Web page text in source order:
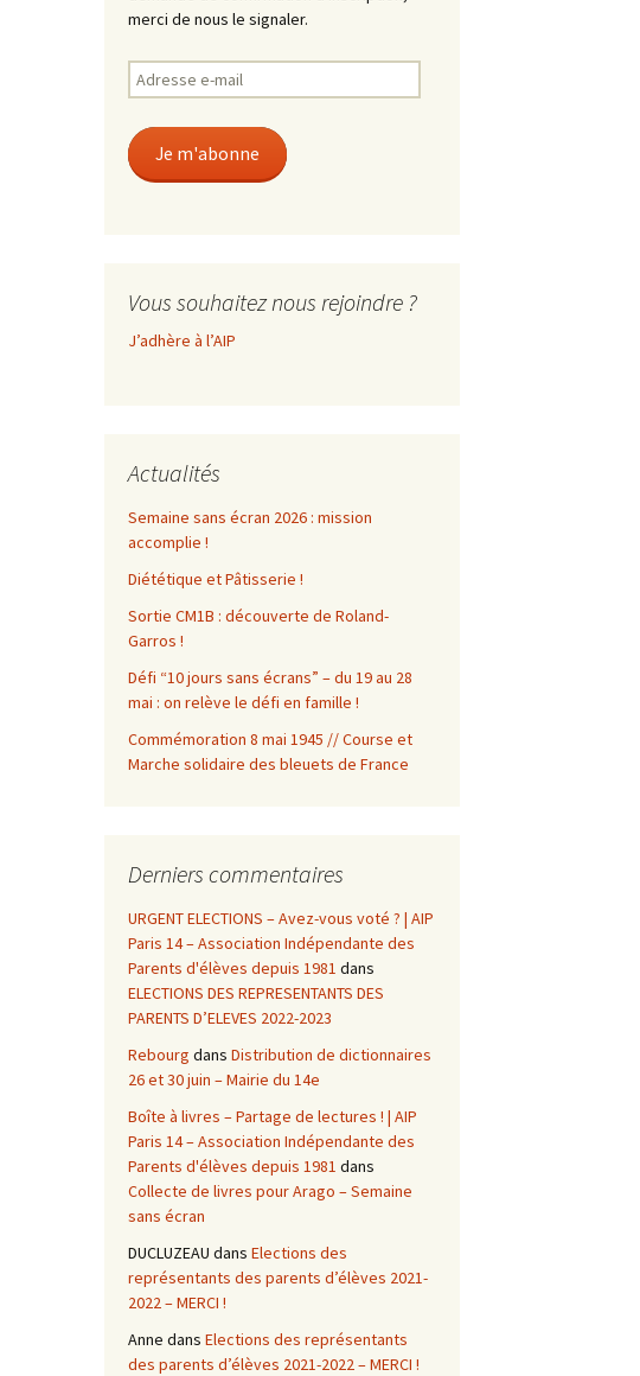
merci de nous le signaler.
Adresse
e-
Je m'abonne
Vous souhaitez nous rejoindre ?
J’adhère à l’AIP
Actualités
Semaine sans écran 2026 : mission
accomplie !
Diététique et Pâtisserie !
Sortie CM1B : découverte de Roland-
Garros !
Défi “10 jours sans écrans” – du 19 au 28
mai : on relève le défi en famille !
Commémoration 8 mai 1945 // Course et
Marche solidaire des bleuets de France
Derniers commentaires
URGENT ELECTIONS – Avez-vous voté ? | AIP
Paris 14 – Association Indépendante des
Parents d'élèves depuis 1981 dans
ELECTIONS DES REPRESENTANTS DES
PARENTS D’ELEVES 2022-2023
Rebourg dans Distribution de dictionnaires
26 et 30 juin – Mairie du 14e
Boîte à livres – Partage de lectures ! | AIP
Paris 14 – Association Indépendante des
Parents d'élèves depuis 1981 dans
Collecte de livres pour Arago – Semaine
sans écran
DUCLUZEAU dans Elections des
représentants des parents d’élèves 2021-
2022 – MERCI !
Anne dans Elections des représentants
des parents d’élèves 2021-2022 – MERCI !